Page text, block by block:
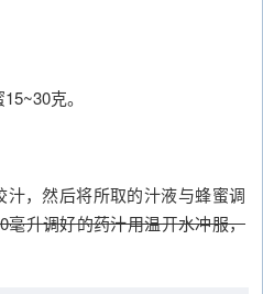
克。
，然后将所取的汁液与蜂蜜调
毫升调好的药汁用温开水冲服，